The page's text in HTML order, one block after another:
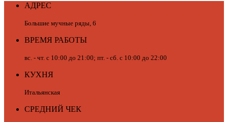
АДРЕС
Большие мучные ряды, 6
ВРЕМЯ РАБОТЫ
вс. - чт. с 10:00 до 21:00; пт. - сб. с 10:00 до 22:00
КУХНЯ
Итальянская
СРЕДНИЙ ЧЕК